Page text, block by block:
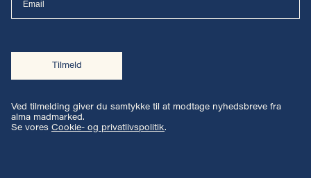
Tilmeld
Ved tilmelding giver du samtykke til at modtage nyhedsbreve fra
alma madmarked.
Se vores Cookie- og privatlivspolitik.